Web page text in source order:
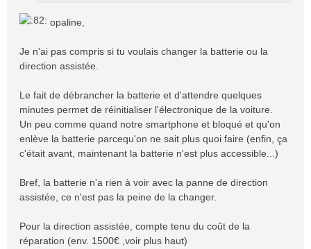
opaline,
Je n'ai pas compris si tu voulais changer la batterie ou la
direction assistée.
Le fait de débrancher la batterie et d'attendre quelques
minutes permet de réinitialiser l'électronique de la voiture.
Un peu comme quand notre smartphone et bloqué et qu'on
enlève la batterie parcequ'on ne sait plus quoi faire (enfin, ça
c'était avant, maintenant la batterie n'est plus accessible...)
Bref, la batterie n'a rien à voir avec la panne de direction
assistée, ce n'est pas la peine de la changer.
Pour la direction assistée, compte tenu du coût de la
réparation (env. 1500€ ,voir plus haut)